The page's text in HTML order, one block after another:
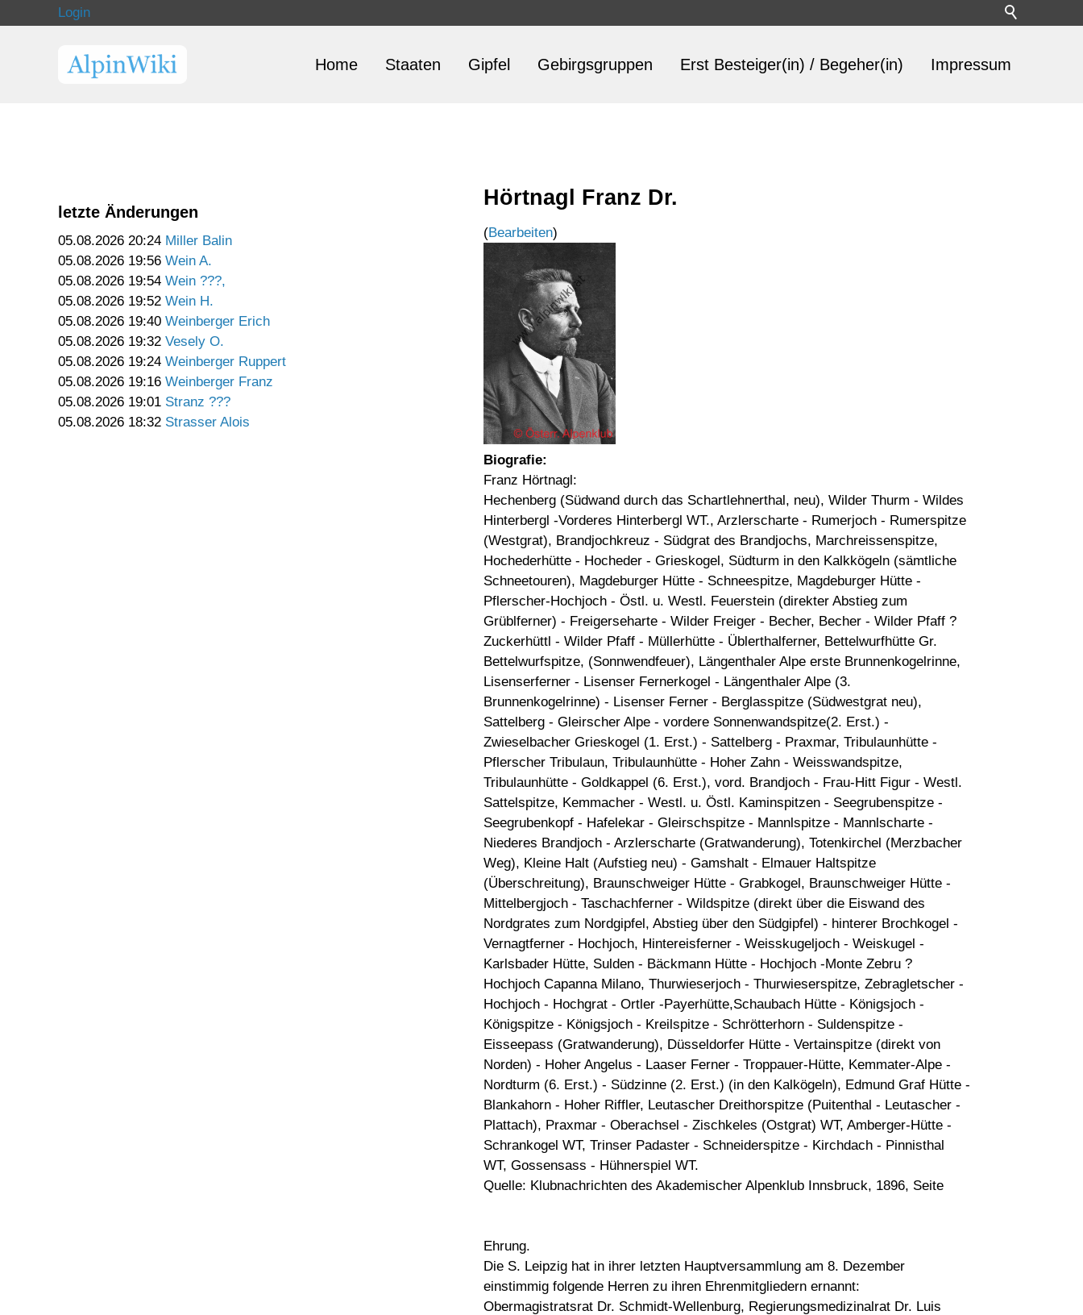
Login
Home Staaten Gipfel Gebirgsgruppen Erst Besteiger(in) / Begeher(in) Impressum
letzte Änderungen
05.08.2026 20:24 Miller Balin
05.08.2026 19:56 Wein A.
05.08.2026 19:54 Wein ???,
05.08.2026 19:52 Wein H.
05.08.2026 19:40 Weinberger Erich
05.08.2026 19:32 Vesely O.
05.08.2026 19:24 Weinberger Ruppert
05.08.2026 19:16 Weinberger Franz
05.08.2026 19:01 Stranz ???
05.08.2026 18:32 Strasser Alois
Hörtnagl Franz Dr.
(Bearbeiten)
Biografie:
Franz Hörtnagl:
Hechenberg (Südwand durch das Schartlehnerthal, neu), Wilder Thurm - Wildes
Hinterbergl -Vorderes Hinterbergl WT., Arzlerscharte - Rumerjoch - Rumerspitze
(Westgrat), Brandjochkreuz - Südgrat des Brandjochs, Marchreissenspitze,
Hochederhütte - Hocheder - Grieskogel, Südturm in den Kalkkögeln (sämtliche
Schneetouren), Magdeburger Hütte - Schneespitze, Magdeburger Hütte -
Pflerscher-Hochjoch - Östl. u. Westl. Feuerstein (direkter Abstieg zum
Grüblferner) - Freigerseharte - Wilder Freiger - Becher, Becher - Wilder Pfaff ?
Zuckerhüttl - Wilder Pfaff - Müllerhütte - Üblerthalferner, Bettelwurfhütte Gr.
Bettelwurfspitze, (Sonnwendfeuer), Längenthaler Alpe erste Brunnenkogelrinne,
Lisenserferner - Lisenser Fernerkogel - Längenthaler Alpe (3.
Brunnenkogelrinne) - Lisenser Ferner - Berglasspitze (Südwestgrat neu),
Sattelberg - Gleirscher Alpe - vordere Sonnenwandspitze(2. Erst.) -
Zwieselbacher Grieskogel (1. Erst.) - Sattelberg - Praxmar, Tribulaunhütte -
Pflerscher Tribulaun, Tribulaunhütte - Hoher Zahn - Weisswandspitze,
Tribulaunhütte - Goldkappel (6. Erst.), vord. Brandjoch - Frau-Hitt Figur - Westl.
Sattelspitze, Kemmacher - Westl. u. Östl. Kaminspitzen - Seegrubenspitze -
Seegrubenkopf - Hafelekar - Gleirschspitze - Mannlspitze - Mannlscharte -
Niederes Brandjoch - Arzlerscharte (Gratwanderung), Totenkirchel (Merzbacher
Weg), Kleine Halt (Aufstieg neu) - Gamshalt - Elmauer Haltspitze
(Überschreitung), Braunschweiger Hütte - Grabkogel, Braunschweiger Hütte -
Mittelbergjoch - Taschachferner - Wildspitze (direkt über die Eiswand des
Nordgrates zum Nordgipfel, Abstieg über den Südgipfel) - hinterer Brochkogel -
Vernagtferner - Hochjoch, Hintereisferner - Weisskugeljoch - Weiskugel -
Karlsbader Hütte, Sulden - Bäckmann Hütte - Hochjoch -Monte Zebru ?
Hochjoch Capanna Milano, Thurwieserjoch - Thurwieserspitze, Zebragletscher -
Hochjoch - Hochgrat - Ortler -Payerhütte,Schaubach Hütte - Königsjoch -
Königspitze - Königsjoch - Kreilspitze - Schrötterhorn - Suldenspitze -
Eisseepass (Gratwanderung), Düsseldorfer Hütte - Vertainspitze (direkt von
Norden) - Hoher Angelus - Laaser Ferner - Troppauer-Hütte, Kemmater-Alpe -
Nordturm (6. Erst.) - Südzinne (2. Erst.) (in den Kalkögeln), Edmund Graf Hütte -
Blankahorn - Hoher Riffler, Leutascher Dreithorspitze (Puitenthal - Leutascher -
Plattach), Praxmar - Oberachsel - Zischkeles (Ostgrat) WT, Amberger-Hütte -
Schrankogel WT, Trinser Padaster - Schneiderspitze - Kirchdach - Pinnisthal
WT, Gossensass - Hühnerspiel WT.
Quelle: Klubnachrichten des Akademischer Alpenklub Innsbruck, 1896, Seite
Ehrung.
Die S. Leipzig hat in ihrer letzten Hauptversammlung am 8. Dezember
einstimmig folgende Herren zu ihren Ehrenmitgliedern ernannt:
Obermagistratsrat Dr. Schmidt-Wellenburg, Regierungsmedizinalrat Dr. Luis